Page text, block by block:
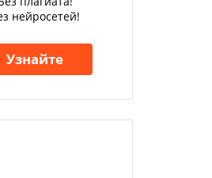
нейросетей!
Узнайте